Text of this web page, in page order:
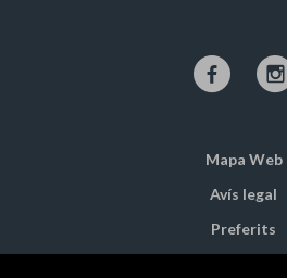
Mapa Web
Avís legal
Preferits